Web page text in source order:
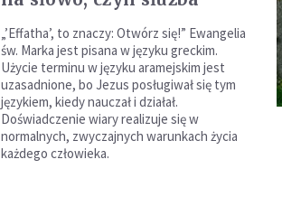
„’Effatha’, to znaczy: Otwórz się!” Ewangelia
św. Marka jest pisana w języku greckim.
Użycie terminu w języku aramejskim jest
uzasadnione, bo Jezus posługiwał się tym
językiem, kiedy nauczał i działał.
Doświadczenie wiary realizuje się w
normalnych, zwyczajnych warunkach życia
każdego człowieka.